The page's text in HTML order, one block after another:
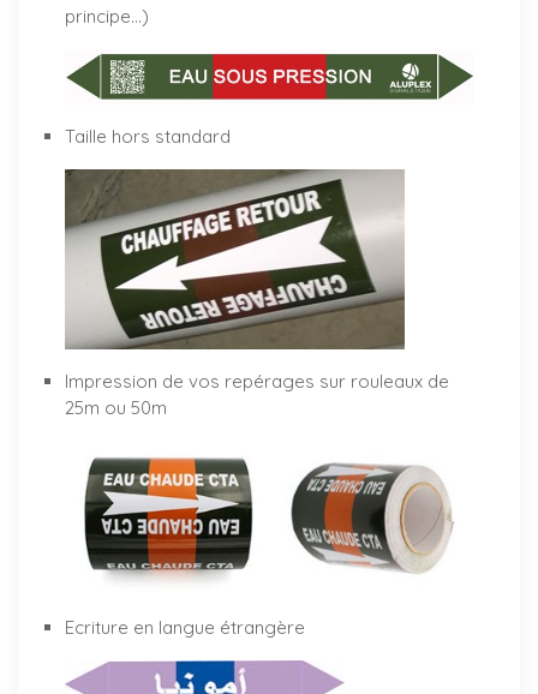
principe…)
Taille hors standard
Impression de vos repérages sur rouleaux de
25m ou 50m
Ecriture en langue étrangère